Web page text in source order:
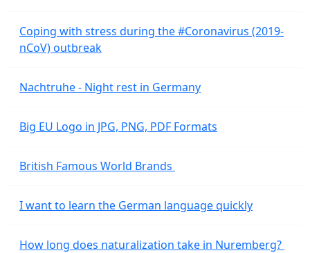
Coping with stress during the #Coronavirus (2019-
nCoV) outbreak
Nachtruhe - Night rest in Germany
Big EU Logo in JPG, PNG, PDF Formats
British Famous World Brands
I want to learn the German language quickly
How long does naturalization take in Nuremberg?